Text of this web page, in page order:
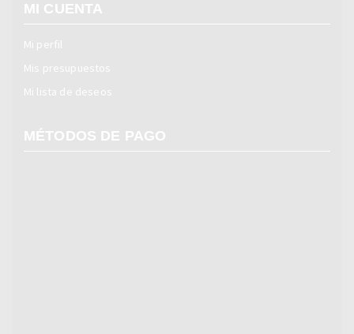
MI CUENTA
Mi perfil
Mis presupuestos
Mi lista de deseos
MÉTODOS DE PAGO